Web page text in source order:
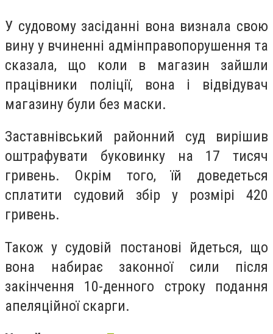
У судовому засіданні вона визнала свою
вину у вчиненні адмінправопорушення та
сказала, що коли в магазин зайшли
працівники поліції, вона і відвідувач
магазину були без маски.
Заставнівський районний суд вирішив
оштрафувати буковинку на 17 тисяч
гривень. Окрім того, їй доведеться
сплатити судовий збір у розмірі 420
гривень.
Також у судовій постанові йдеться, що
вона набирає законної сили після
закінчення 10-денного строку подання
апеляційної скарги.